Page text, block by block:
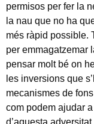
permisos per fer la
la nau que no ha
més ràpid possible.
per emmagatzemar
pensar molt bé on
les inversions que
mecanismes de
com podem ajudar
d’aquesta